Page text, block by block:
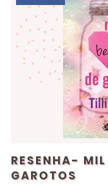
RESENHA-
GAROTOS